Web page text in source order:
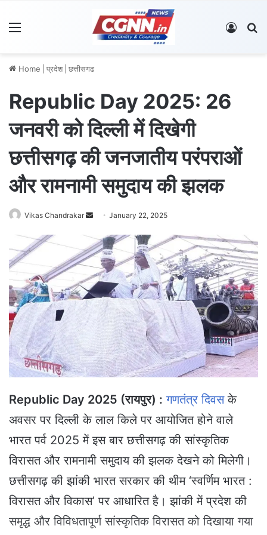
Log In
Home प्रदेश छत्तीसगढ
Republic Day 2025: 26
जनवरी को दिल्ली में दिखेगी
छत्तीसगढ़ की जनजातीय परंपराओं
और रामनामी समुदाय की झलक
Vikas Chandrakar
n
d
a
n
e
i
l
January 22, 2025
Republic Day 2025 (रायपुर) : गणतंत्र दिवसके
अवसर पर दिल्ली के लाल किले पर आयोजित होने वाले
भारत पर्व 2025 में इस बार छत्तीसगढ़ की सांस्कृतिक
विरासत और रामनामी समुदाय की झलक देखने को मिलेगी।
छत्तीसगढ़ की झांकी भारत सरकार की थीम ‘स्वर्णिम भारत :
विरासत और विकास’ पर आधारित है। झांकी में प्रदेश की
समृद्ध और विविधतापूर्ण सांस्कृतिक विरासत को दिखाया गया